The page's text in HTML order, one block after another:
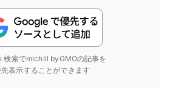
検索でmichill byGMOの記事を
表示することができます